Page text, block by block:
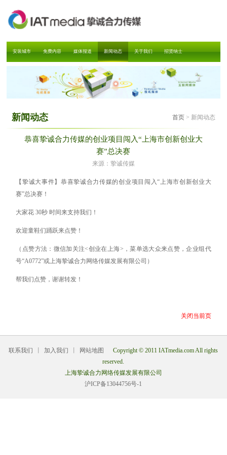
安装城市 免费内容 媒体报道 新闻动态 关于我们 招贤纳士
首页> 新闻动态
新闻动态
恭喜挚诚合力传媒的创业项目闯入“上海市创新创业大
赛”总决赛
来源：挚诚传媒
【挚诚大事件】恭喜挚诚合力传媒的创业项目闯入“上海市创新创业大
赛”总决赛！
大家花 30秒 时间来支持我们！
欢迎童鞋们踊跃来点赞！
（点赞方法：微信加关注<创业在上海>，菜单选大众来点赞，企业组代
号“A0772”或上海挚诚合力网络传媒发展有限公司）
帮我们点赞，谢谢转发！
关闭当前页
联系我们 加入我们 网站地图
Copyright © 2011 IATmedia.com All rights
reserved.
上海挚诚合力网络传媒发展有限公司
沪ICP备13044756号-1